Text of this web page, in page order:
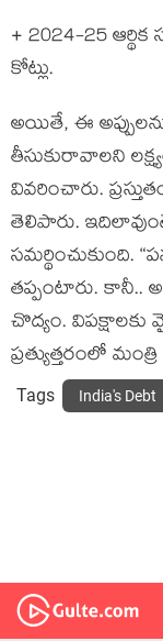
+ 2024-25 ఆర్థిక
కోట్లు.
అయితే, ఈ
తీసుకురావాల‌ని
వివ‌రించారు.
తెలిపారు.
స‌మ‌ర్థించుకుంది.
త‌ప్పంటారు. కానీ..
చొద్యం.
ప్ర‌త్యుత్త‌రంలో
Tags India's Debt